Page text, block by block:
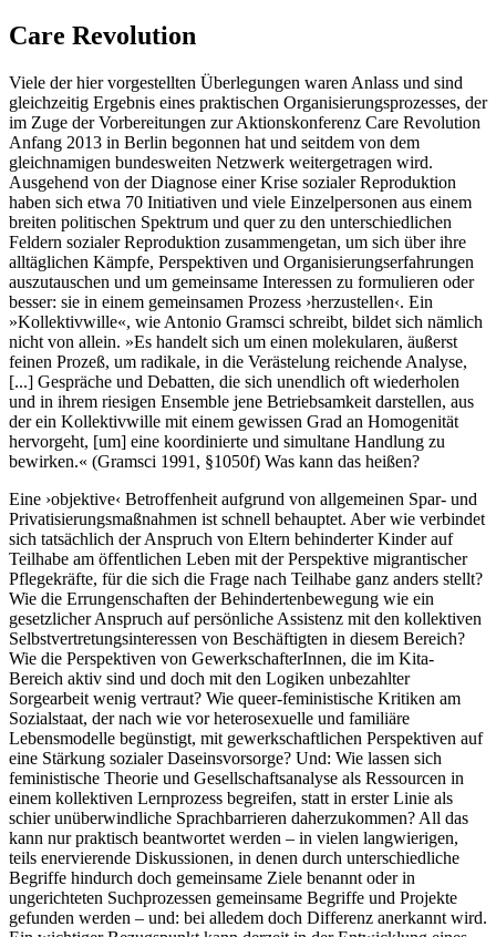
Care Revolution
Viele der hier vorgestellten Überlegungen waren Anlass und sind
gleichzeitig Ergebnis eines praktischen Organisierungsprozesses, der
im Zuge der Vorbereitungen zur Aktionskonferenz Care Revolution
Anfang 2013 in Berlin begonnen hat und seitdem von dem
gleichnamigen bundesweiten Netzwerk weitergetragen wird.
Ausgehend von der Diagnose einer Krise sozialer Reproduktion
haben sich etwa 70 Initiativen und viele Einzelpersonen aus einem
breiten politischen Spektrum und quer zu den unterschiedlichen
Feldern sozialer Reproduktion zusammengetan, um sich über ihre
alltäglichen Kämpfe, Perspektiven und Organisierungserfahrungen
auszutauschen und um gemeinsame Interessen zu formulieren oder
besser: sie in einem gemeinsamen Prozess ›herzustellen‹. Ein
»Kollektivwille«, wie Antonio Gramsci schreibt, bildet sich nämlich
nicht von allein. »Es handelt sich um einen molekularen, äußerst
feinen Prozeß, um radikale, in die Verästelung reichende Analyse,
[...] Gespräche und Debatten, die sich unendlich oft wiederholen
und in ihrem riesigen Ensemble jene Betriebsamkeit darstellen, aus
der ein Kollektivwille mit einem gewissen Grad an Homogenität
hervorgeht, [um] eine koordinierte und simultane Handlung zu
bewirken.« (Gramsci 1991, §1050f) Was kann das heißen?
Eine ›objektive‹ Betroffenheit aufgrund von allgemeinen Spar- und
Privatisierungsmaßnahmen ist schnell behauptet. Aber wie verbindet
sich tatsächlich der Anspruch von Eltern behinderter Kinder auf
Teilhabe am öffentlichen Leben mit der Perspektive migrantischer
Pflegekräfte, für die sich die Frage nach Teilhabe ganz anders stellt?
Wie die Errungenschaften der Behindertenbewegung wie ein
gesetzlicher Anspruch auf persönliche Assistenz mit den kollektiven
Selbstvertretungsinteressen von Beschäftigten in diesem Bereich?
Wie die Perspektiven von GewerkschafterInnen, die im Kita-
Bereich aktiv sind und doch mit den Logiken unbezahlter
Sorgearbeit wenig vertraut? Wie queer-feministische Kritiken am
Sozialstaat, der nach wie vor heterosexuelle und familiäre
Lebensmodelle begünstigt, mit gewerkschaftlichen Perspektiven auf
eine Stärkung sozialer Daseinsvorsorge? Und: Wie lassen sich
feministische Theorie und Gesellschaftsanalyse als Ressourcen in
einem kollektiven Lernprozess begreifen, statt in erster Linie als
schier unüberwindliche Sprachbarrieren daherzukommen? All das
kann nur praktisch beantwortet werden – in vielen langwierigen,
teils enervierende Diskussionen, in denen durch unterschiedliche
Begriffe hindurch doch gemeinsame Ziele benannt oder in
ungerichteten Suchprozessen gemeinsame Begriffe und Projekte
gefunden werden – und: bei alledem doch Differenz anerkannt wird.